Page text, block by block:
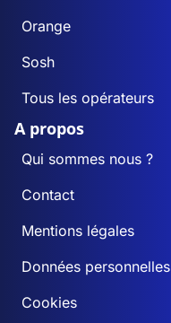
Orange
Sosh
Tous les opérateurs
A propos
Qui sommes nous ?
Contact
Mentions légales
Données personnelles
Cookies